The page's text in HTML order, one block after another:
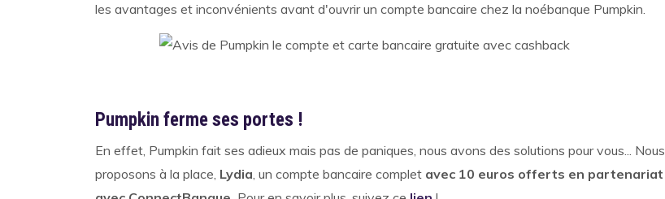
les avantages et inconvénients avant d'ouvrir un compte bancaire chez la noébanque Pumpkin.
Pumpkin ferme ses portes !
En effet, Pumpkin fait ses adieux mais pas de paniques, nous avons des solutions pour vous... Nous
proposons à la place, Lydia, un compte bancaire complet avec 10 euros offerts en partenariat